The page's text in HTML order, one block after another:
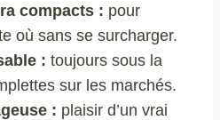
compacts : pour
où sans se surcharger.
: toujours sous la
sur les marchés.
: plaisir d’un vrai